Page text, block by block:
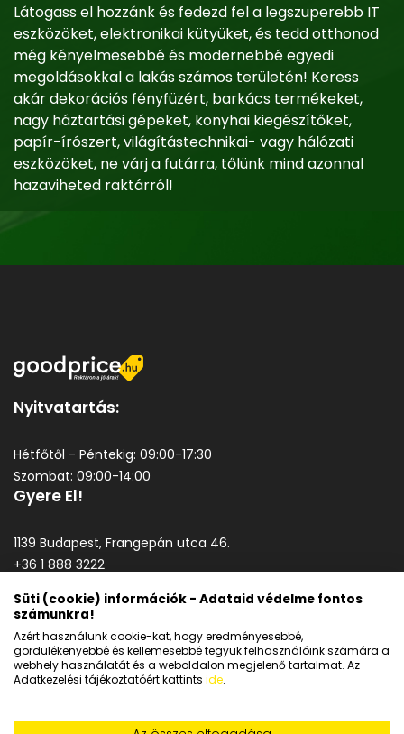
Látogass el hozzánk és fedezd fel a legszuperebb IT
eszközöket, elektronikai kütyüket, és tedd otthonod
még kényelmesebbé és modernebbé egyedi
megoldásokkal a lakás számos területén! Keress
akár dekorációs fényfüzért, barkács termékeket,
nagy háztartási gépeket, konyhai kiegészítőket,
papír-írószert, világítástechnikai- vagy hálózati
eszközöket, ne várj a futárra, tőlünk mind azonnal
hazaviheted raktárról!
Nyitvatartás:
Hétfőtől - Péntekig: 09:00-17:30
Szombat: 09:00-14:00
Gyere El!
1139 Budapest, Frangepán utca 46.
+36 1 888 3222
Általános szerződési feltételek
Adatkezelési tájékoztató
Süti (cookie) információk - Adataid védelme fontos
számunkra!
Azért használunk cookie-kat, hogy eredményesebbé,
gördülékenyebbé és kellemesebbé tegyük felhasználóink számára a
webhely használatát és a weboldalon megjelenő tartalmat. Az
Adatkezelési tájékoztatóért kattints ide.